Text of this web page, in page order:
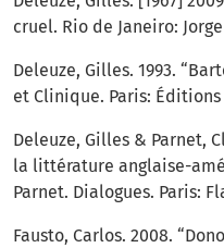
cruel. Rio de Janeiro:
Deleuze, Gilles. 1993.
et Clinique. Paris: Éditions
Deleuze, Gilles & Parnet,
la littérature anglaise-
Parnet. Dialogues. Paris:
Fausto, Carlos. 2008.